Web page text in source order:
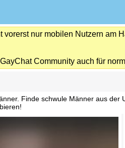
vorerst nur mobilen Nutzern am
Community auch für
Finde schwule Männer aus